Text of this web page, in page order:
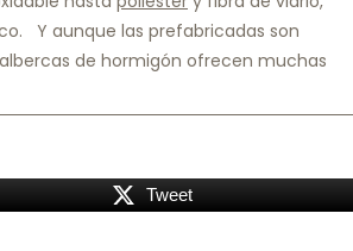
Y aunque las prefabricadas son
de hormigón ofrecen muchas
Tweet